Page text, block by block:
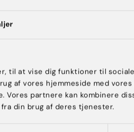
til at vise dig funktioner til
af vores hjemmeside med
partnere kan kombinere
din brug af deres tjenester.